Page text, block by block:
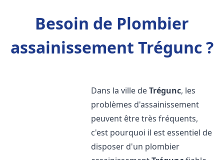
Besoin de Plombier
assainissement Trégunc ?
Dans la ville deTrégunc, les
problèmes d'assainissement
peuvent être très fréquents,
c'est pourquoi il est essentiel de
disposer d'un plombier